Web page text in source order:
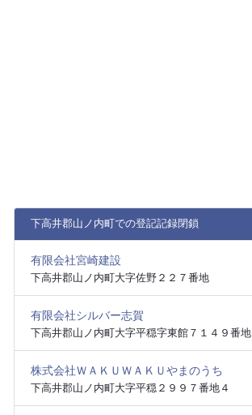
下高井郡山ノ内町での登記記録閉鎖
有限会社宮崎建設
下高井郡山ノ内町大字佐野２２７番地
有限会社シルバー志賀
下高井郡山ノ内町大字平穏字東館７１４９番地
株式会社ＷＡＫＵＷＡＫＵやまのうち
下高井郡山ノ内町大字平穏２９９７番地４